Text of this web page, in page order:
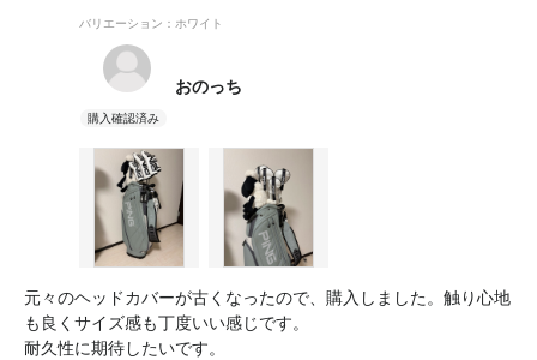
バリエーション：ホワイト
おのっち
元々のヘッドカバーが古くなったので、購入しました。触り心地
も良くサイズ感も丁度いい感じです。
耐久性に期待したいです。